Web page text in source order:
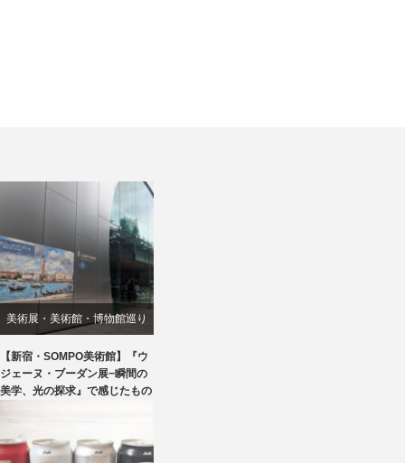
美術展・美術館・博物館巡り
【新宿・SOMPO美術館】『ウ
ジェーヌ・ブーダン展−瞬間の
美学、光の探求』で感じたもの